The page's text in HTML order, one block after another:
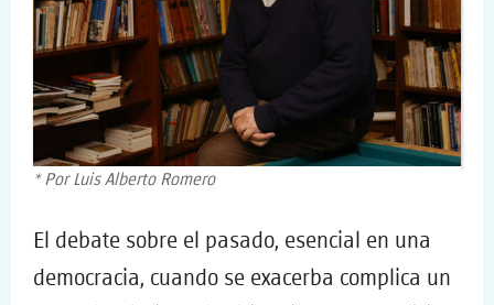
* Por Luis Alberto Romero
El debate sobre el pasado, esencial en una
democracia, cuando se exacerba complica un